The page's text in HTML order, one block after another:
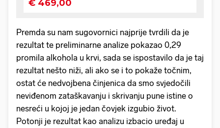
Premda su nam sugovornici najprije tvrdili da je
rezultat te preliminarne analize pokazao 0,29
promila alkohola u krvi, sada se ispostavilo da je taj
rezultat nešto niži, ali ako se i to pokaže točnim,
ostat će nedvojbena činjenica da smo svjedočili
neviđenom zataškavanju i skrivanju pune istine o
nesreći u kojoj je jedan čovjek izgubio život.
Potonji je rezultat kao analizu izbacio uređaj u